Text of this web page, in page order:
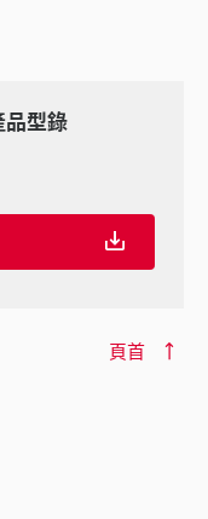
品型錄
頁首